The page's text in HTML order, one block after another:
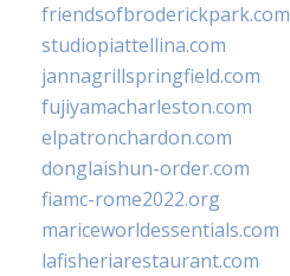
friendsofbroderickpark.com
studiopiattellina.com
jannagrillspringfield.com
fujiyamacharleston.com
elpatronchardon.com
donglaishun-order.com
fiamc-rome2022.org
mariceworldessentials.com
lafisheriarestaurant.com